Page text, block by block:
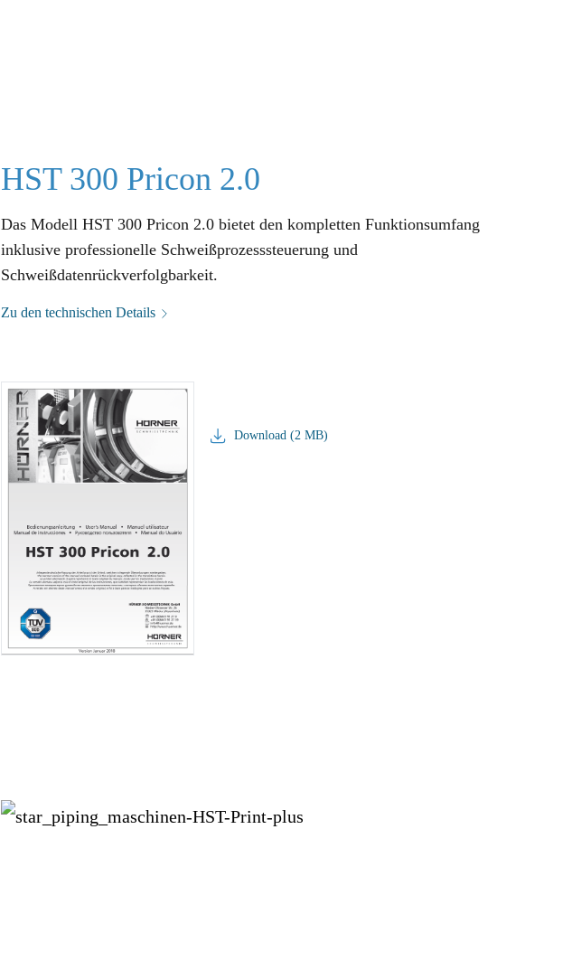
HST 300 Pricon 2.0
Das Modell HST 300 Pricon 2.0 bietet den kompletten Funktionsumfang
inklusive professionelle Schweißprozesssteuerung und
Schweißdatenrückverfolgbarkeit.
Zu den technischen Details
Download (2 MB)